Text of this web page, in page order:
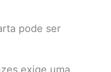
pode ser
exige uma